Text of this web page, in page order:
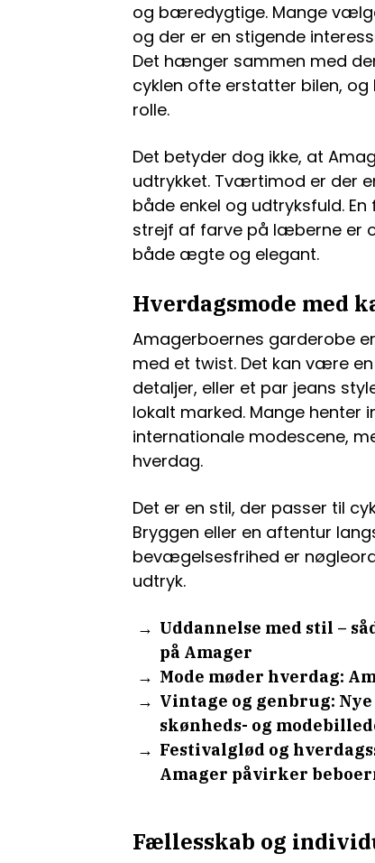
og bæredygtige. Mange
og der er en stigende
Det hænger sammen med
cyklen ofte erstatter bilen,
rolle.
Det betyder dog ikke, at
udtrykket. Tværtimod er der
både enkel og udtryksfuld.
strejf af farve på læberne er
både ægte og elegant.
Hverdagsmode med
Amagerboernes garderobe
med et twist. Det kan være
detaljer, eller et par jeans
lokalt marked. Mange henter
internationale modescene,
hverdag.
Det er en stil, der passer til
Bryggen eller en aftentur
bevægelsesfrihed er
udtryk.
Uddannelse med stil –
på Amager
Mode møder hverdag:
Vintage og genbrug:
skønheds- og
Festivalglød og
Amager påvirker
Fællesskab og